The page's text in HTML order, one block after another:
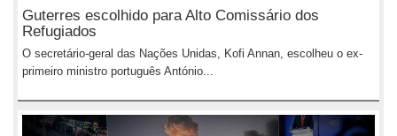
Guterres escolhido para Alto Comissário dos
Refugiados
O secretário-geral das Nações Unidas, Kofi Annan, escolheu o ex-
primeiro ministro português António...